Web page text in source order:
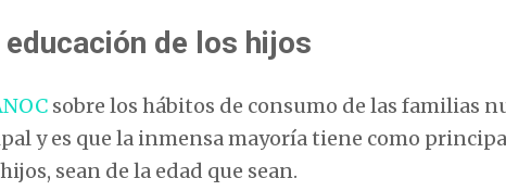
de los hijos
sobre los hábitos de consumo de las familias
y es que la inmensa mayoría tiene como
sean de la edad que sean.